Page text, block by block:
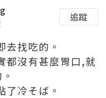
追蹤
找吃的。
都沒有甚麼胃口,就
了冷そば。